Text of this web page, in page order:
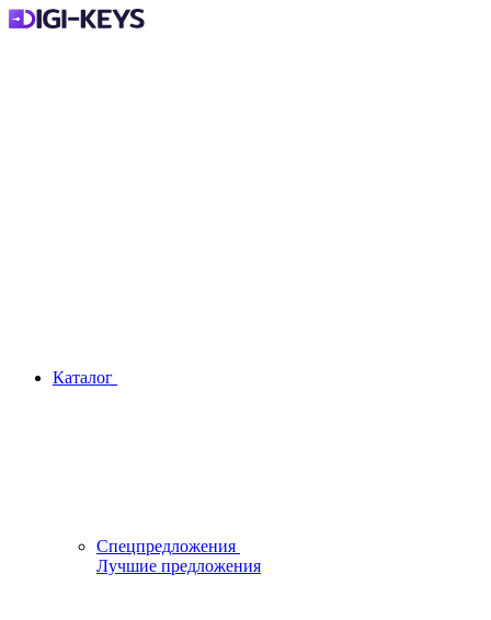
Каталог
Спецпредложения
Лучшие предложения